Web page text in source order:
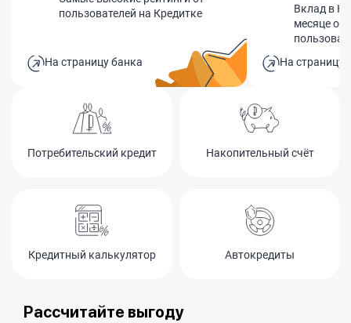
пользователей на Кредитке
На страницу банка
Вклад в
месяце
На страницу
Потребительский кредит Накопительный счёт
Кредитный калькулятор Автокредиты
Рассчитайте выгоду